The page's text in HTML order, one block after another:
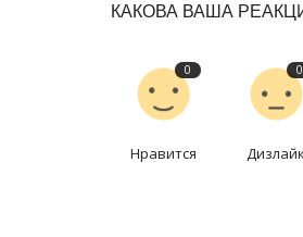
КАКОВА ВАША
0
Нравится
0
Дизлайк